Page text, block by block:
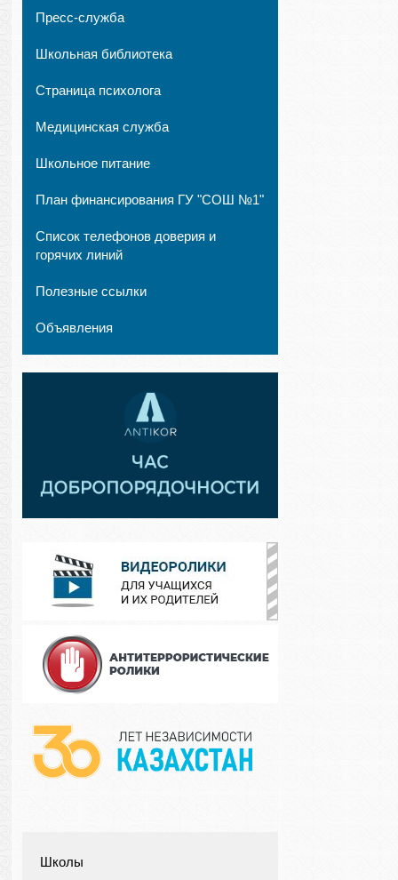
Пресс-служба
Школьная библиотека
Страница психолога
Медицинская служба
Школьное питание
План финансирования ГУ "СОШ №1"
Список телефонов доверия и
горячих линий
Полезные ссылки
Объявления
Школы